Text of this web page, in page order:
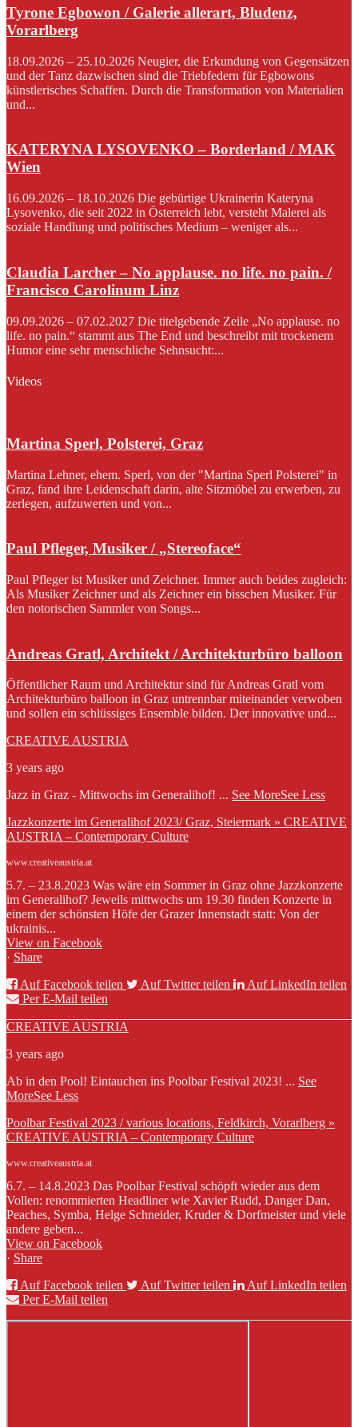
Tyrone Egbowon / Galerie allerart, Bludenz,
Vorarlberg
18.09.2026 – 25.10.2026 Neugier, die Erkundung von Gegensätzen
und der Tanz dazwischen sind die Triebfedern für Egbowons
künstlerisches Schaffen. Durch die Transformation von Materialien
und...
KATERYNA LYSOVENKO – Borderland / MAK
Wien
16.09.2026 – 18.10.2026 Die gebürtige Ukrainerin Kateryna
Lysovenko, die seit 2022 in Österreich lebt, versteht Malerei als
soziale Handlung und politisches Medium – weniger als...
Claudia Larcher – No applause. no life. no pain. /
Francisco Carolinum Linz
09.09.2026 – 07.02.2027 Die titelgebende Zeile „No applause. no
life. no pain.“ stammt aus The End und beschreibt mit trockenem
Humor eine sehr menschliche Sehnsucht:...
Videos
Martina Sperl, Polsterei, Graz
Martina Lehner, ehem. Sperl, von der "Martina Sperl Polsterei" in
Graz, fand ihre Leidenschaft darin, alte Sitzmöbel zu erwerben, zu
zerlegen, aufzuwerten und von...
Paul Pfleger, Musiker / „Stereoface“
Paul Pfleger ist Musiker und Zeichner. Immer auch beides zugleich:
Als Musiker Zeichner und als Zeichner ein bisschen Musiker. Für
den notorischen Sammler von Songs...
Andreas Gratl, Architekt / Architekturbüro balloon
Öffentlicher Raum und Architektur sind für Andreas Gratl vom
Architekturbüro balloon in Graz untrennbar miteinander verwoben
und sollen ein schlüssiges Ensemble bilden. Der innovative und...
CREATIVE AUSTRIA
3 years ago
Jazz in Graz - Mittwochs im Generalihof! ... See MoreSee Less
Jazzkonzerte im Generalihof 2023/ Graz, Steiermark » CREATIVE
AUSTRIA – Contemporary Culture
www.creativeaustria.at
5.7. – 23.8.2023 Was wäre ein Sommer in Graz ohne Jazzkonzerte
im Generalihof? Jeweils mittwochs um 19.30 finden Konzerte in
einem der schönsten Höfe der Grazer Innenstadt statt: Von der
ukrainis...
View on Facebook
· Share
Auf Facebook teilen
Auf Twitter teilen
Auf LinkedIn teilen
Per E-Mail teilen
CREATIVE AUSTRIA
3 years ago
Ab in den Pool! Eintauchen ins Poolbar Festival 2023! ... See
MoreSee Less
Poolbar Festival 2023 / various locations, Feldkirch, Vorarlberg »
CREATIVE AUSTRIA – Contemporary Culture
www.creativeaustria.at
6.7. – 14.8.2023 Das Poolbar Festival schöpft wieder aus dem
Vollen: renommierten Headliner wie Xavier Rudd, Danger Dan,
Peaches, Symba, Helge Schneider, Kruder & Dorfmeister und viele
andere geben...
View on Facebook
· Share
Auf Facebook teilen
Auf Twitter teilen
Auf LinkedIn teilen
Per E-Mail teilen